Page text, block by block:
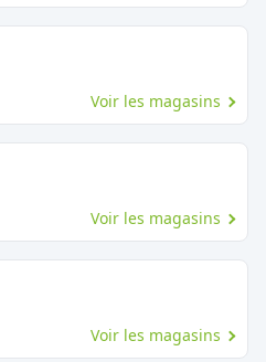
Voir les magasins
Voir les magasins
Voir les magasins